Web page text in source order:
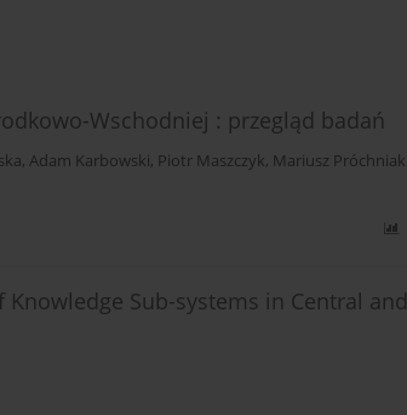
Wschodniej : przegląd badań
, Adam Karbowski, Piotr Maszczyk, Mariusz Próchniak
Sub-systems in Central and